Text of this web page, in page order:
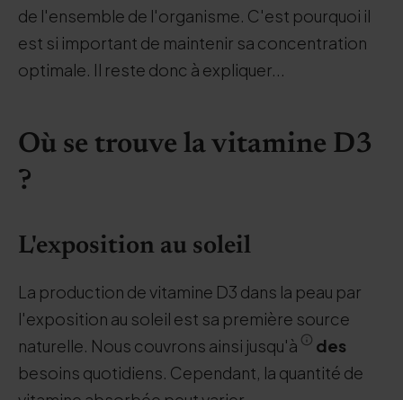
de l'ensemble de l'organisme. C'est pourquoi il
est si important de maintenir sa concentration
optimale. Il reste donc à expliquer...
Où se trouve la vitamine D3
?
L'exposition au soleil
La production de vitamine D3 dans la peau par
l'exposition au soleil est sa première source
naturelle. Nous couvrons ainsi jusqu'à
des
besoins quotidiens. Cependant, la quantité de